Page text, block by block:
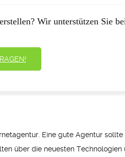
Wir unterstützen Sie
Eine gute Agentur
über die neuesten